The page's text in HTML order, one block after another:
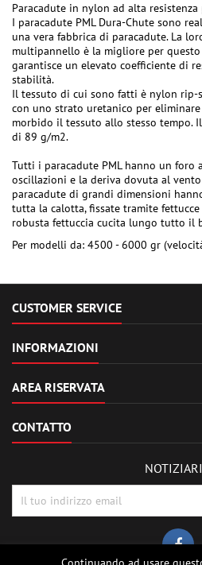
Paracadute in nylon ad alta
I paracadute PML Dura-Chute sono
una vera fabbrica di paracadute. La
multipannello è la migliore per
garantisce un elevato coefficiente di
stabilità.
Il tessuto di cui sono fatti è nylon rip-
con uno strato uretanico per
morbido il tessuto allo stesso tempo.
di 89 g/m2.
Tutti i paracadute PML hanno un foro
oscillazioni e la deriva dovuta al
paracadute di grandi dimensioni
tutta la calotta, fissate tramite
robusta fettuccia cucita lungo tutto il
Per modelli da: 4500 - 6000 gr
CUSTOMER SERVICE
INFORMAZIONI
AREA RISERVATA
CONTATTO